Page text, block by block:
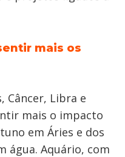
mais os
Câncer, Libra e
mais o impacto
em Áries e dos
água. Aquário, com